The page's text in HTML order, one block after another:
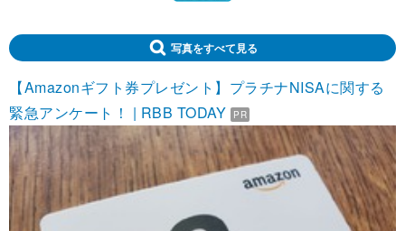
写真をすべて見る
【Amazonギフト券プレゼント】プラチナNISAに関する
緊急アンケート！ | RBB TODAY
PR